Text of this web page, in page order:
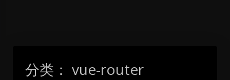
分类： vue-router